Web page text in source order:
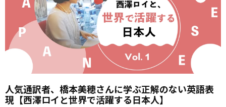
人気通訳者、橋本美穂さんに学ぶ正解のない英語表
現【西澤ロイと世界で活躍する日本人】